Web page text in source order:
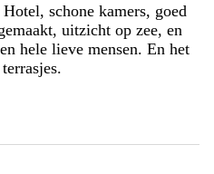
schone kamers, goed
uitzicht op zee, en
hele lieve mensen. En het